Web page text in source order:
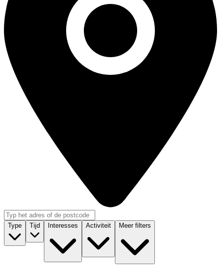
Type Tijd Interesses Activiteit Meer filters